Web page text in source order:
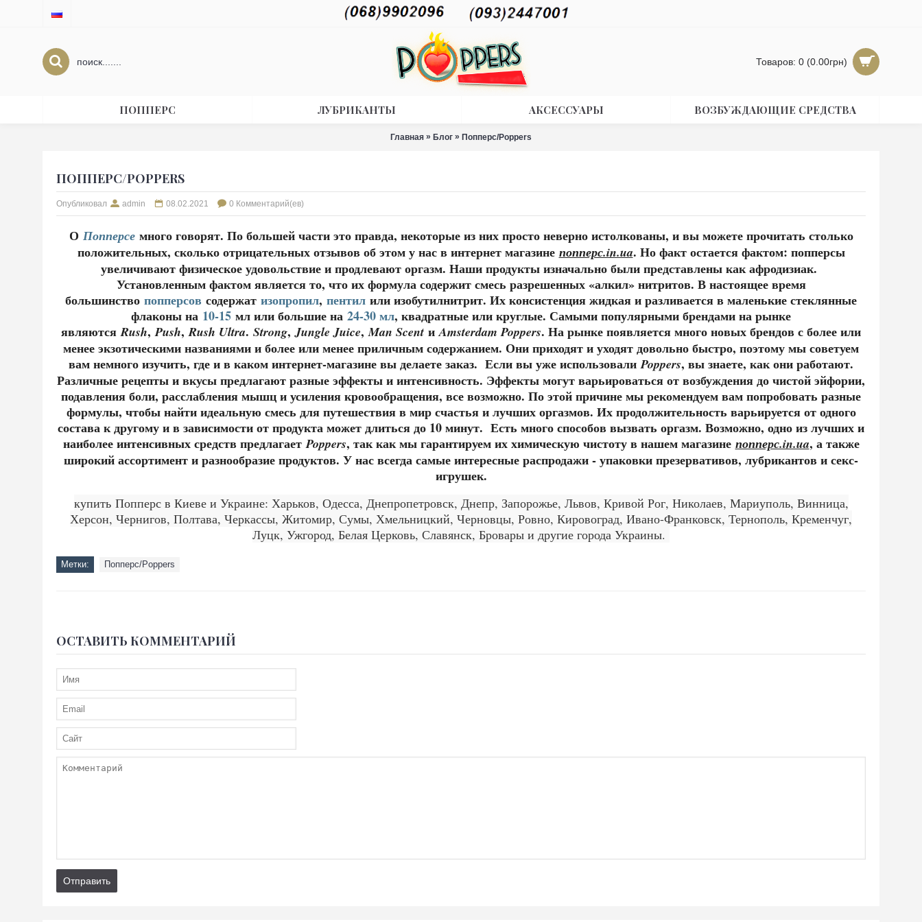
Товаров: 0 (0.00грн)
ПОППЕРС ЛУБРИКАНТЫ АКСЕССУАРЫ ВОЗБУЖДАЮЩИЕ СРЕДСТВА
Главная » Блог » Попперс/Poppers
ПОППЕРС/POPPERS
Опубликовал admin 08.02.2021 0 Комментарий(ев)
О Попперсемного говорят. По большей части это правда, некоторые из них просто неверно истолкованы, и вы можете прочитать столько
положительных, сколько отрицательных отзывов об этом у нас в интернет магазине попперс.in.ua. Но факт остается фактом: попперсы
увеличивают физическое удовольствие и продлевают оргазм. Наши продукты изначально были представлены как афродизиак.
Установленным фактом является то, что их формула содержит смесь разрешенных «алкил» нитритов. В настоящее время
большинство попперсов содержат изопропил, пентил или изобутилнитрит. Их консистенция жидкая и разливается в маленькие стеклянные
флаконы на 10-15 мл или большие на 24-30 мл, квадратные или круглые. Самыми популярными брендами на рынке
являютсяRush,Push,Rush Ultra. Strong,Jungle Juice,Man Scent иAmsterdam Poppers. На рынке появляется много новых брендов с более или
менее экзотическими названиями и более или менее приличным содержанием. Они приходят и уходят довольно быстро, поэтому мы советуем
вам немного изучить, где и в каком интернет-магазине вы делаете заказ. Если вы уже использовалиPoppers, вы знаете, как они работают.
Различные рецепты и вкусы предлагают разные эффекты и интенсивность. Эффекты могут варьироваться от возбуждения до чистой эйфории,
подавления боли, расслабления мышц и усиления кровообращения, все возможно. По этой причине мы рекомендуем вам попробовать разные
формулы, чтобы найти идеальную смесь для путешествия в мир счастья и лучших оргазмов. Их продолжительность варьируется от одного
состава к другому и в зависимости от продукта может длиться до 10 минут. Есть много способов вызвать оргазм. Возможно, одно из лучших и
наиболее интенсивных средств предлагаетPoppers, так как мы гарантируем их химическую чистоту в нашем магазине попперс.in.ua, а также
широкий ассортимент и разнообразие продуктов. У нас всегда самые интересные распродажи - упаковки презервативов, лубрикантов и секс-
игрушек.
купить Попперс в Киеве и Украине: Харьков, Одесса, Днепропетровск, Днепр, Запорожье, Львов, Кривой Рог, Николаев, Мариуполь, Винница,
Херсон, Чернигов, Полтава, Черкассы, Житомир, Сумы, Хмельницкий, Черновцы, Ровно, Кировоград, Ивано-Франковск, Тернополь, Кременчуг,
Луцк, Ужгород, Белая Церковь, Славянск, Бровары и другие города Украины.
Метки: Попперс/Poppers
ОСТАВИТЬ КОММЕНТАРИЙ
Отправить